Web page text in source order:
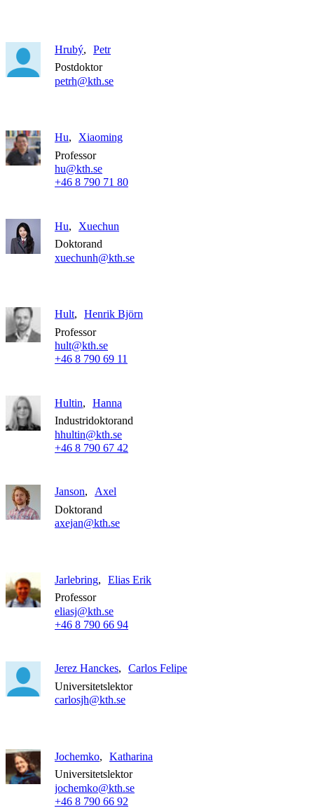
Hrubý
Petr
Postdoktor
petrh@kth.se
Hu
Xiaoming
Professor
hu@kth.se
+46 8 790 71 80
Hu
Xuechun
Doktorand
xuechunh@kth.se
Hult
Henrik Björn
Professor
hult@kth.se
+46 8 790 69 11
Hultin
Hanna
Industridoktorand
hhultin@kth.se
+46 8 790 67 42
Janson
Axel
Doktorand
axejan@kth.se
Jarlebring
Elias Erik
Professor
eliasj@kth.se
+46 8 790 66 94
Jerez Hanckes
Carlos Felipe
Universitetslektor
carlosjh@kth.se
Jochemko
Katharina
Universitetslektor
jochemko@kth.se
+46 8 790 66 92